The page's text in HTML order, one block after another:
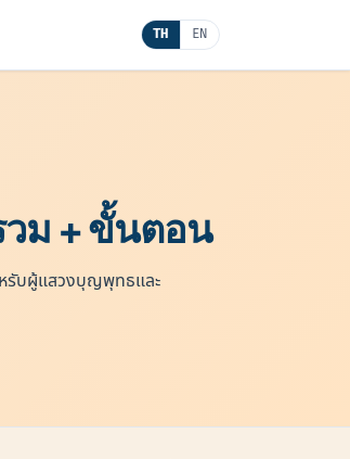
TH EN
ม + ขั้นตอน
รับผู้แสวงบุญพุทธและ